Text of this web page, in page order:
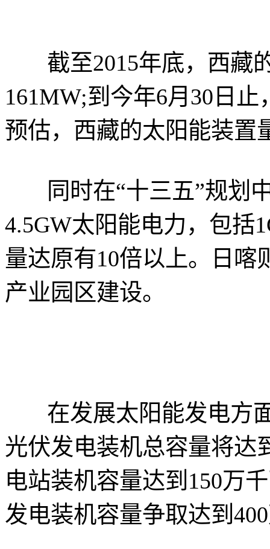
截至2015年底，西藏
161MW;到今年6月30日
预估，西藏的太阳能装置
同时在“十三五”规划中
4.5GW太阳能电力，包括
量达原有10倍以上。日喀
产业园区建设。
在发展太阳能发电方面
光伏发电装机总容量将达
电站装机容量达到150万
发电装机容量争取达到